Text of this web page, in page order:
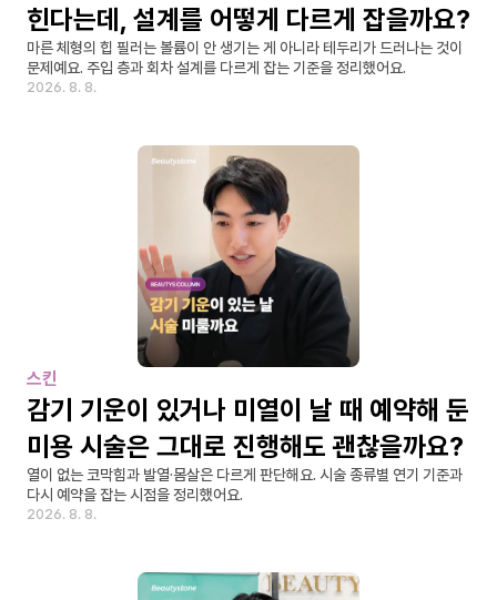
힌다는데, 설계를 어떻게 다르게 잡을까요?
마른 체형의 힙 필러는 볼륨이 안 생기는 게 아니라 테두리가 드러나는 것이
문제예요. 주입 층과 회차 설계를 다르게 잡는 기준을 정리했어요.
2026. 8. 8.
스킨
감기 기운이 있거나 미열이 날 때 예약해 둔
미용 시술은 그대로 진행해도 괜찮을까요?
열이 없는 코막힘과 발열·몸살은 다르게 판단해요. 시술 종류별 연기 기준과
다시 예약을 잡는 시점을 정리했어요.
2026. 8. 8.